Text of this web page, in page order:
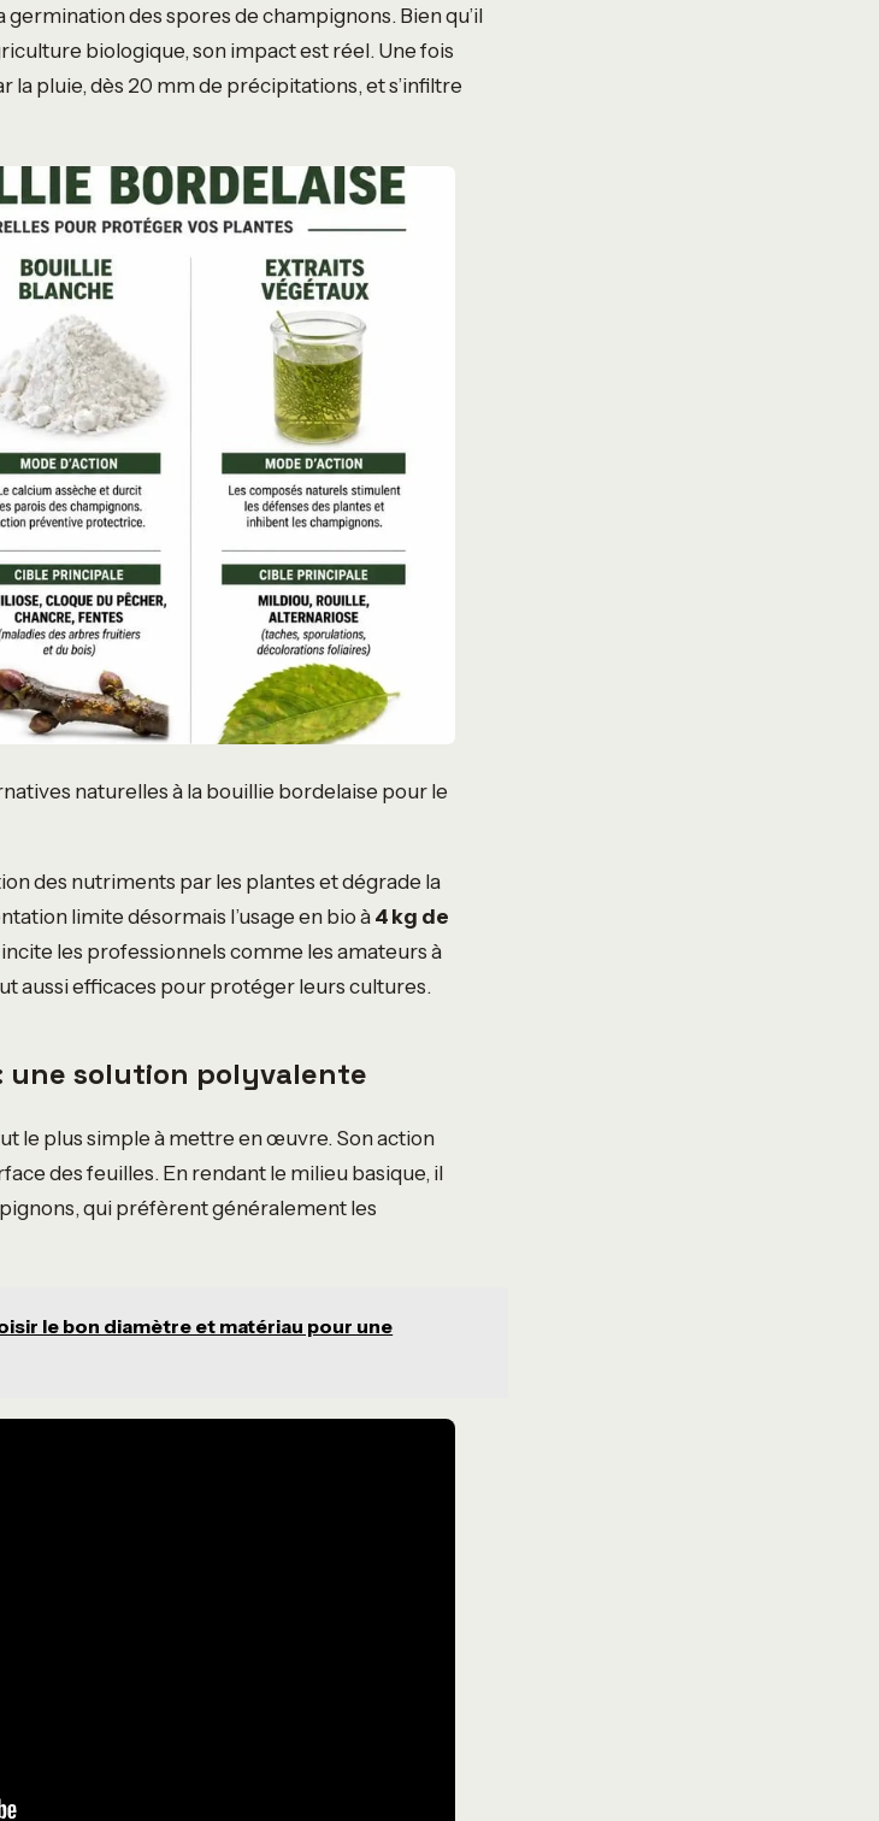
des spores de champignons. Bien qu’il
biologique, son impact est réel. Une fois
la pluie, dès 20 mm de précipitations, et s’infiltre
naturelles à la bouillie bordelaise pour le
des nutriments par les plantes et dégrade la
limite désormais l’usage en bio à4 kg de
incite les professionnels comme les amateurs à
aussi efficaces pour protéger leurs cultures.
une solution polyvalente
le plus simple à mettre en œuvre. Son action
des feuilles. En rendant le milieu basique, il
qui préfèrent généralement les
le bon diamètre et matériau pour une